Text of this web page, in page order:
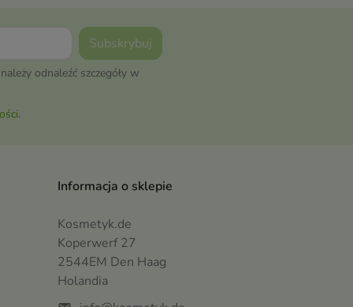
odnaleźć szczegóły w
.
Informacja o sklepie
Kosmetyk.de
Koperwerf 27
2544EM Den Haag
Holandia